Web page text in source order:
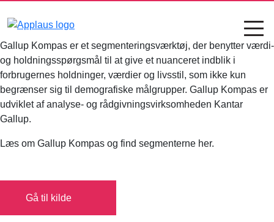
Gallup Kompas er et segmenteringsværktøj, der benytter værdi-
og holdningsspørgsmål til at give et nuanceret indblik i
forbrugernes holdninger, værdier og livsstil, som ikke kun
begrænser sig til demografiske målgrupper. Gallup Kompas er
udviklet af analyse- og rådgivningsvirksomheden Kantar
Gallup.
Læs om Gallup Kompas og find segmenterne her.
Gå til kilde